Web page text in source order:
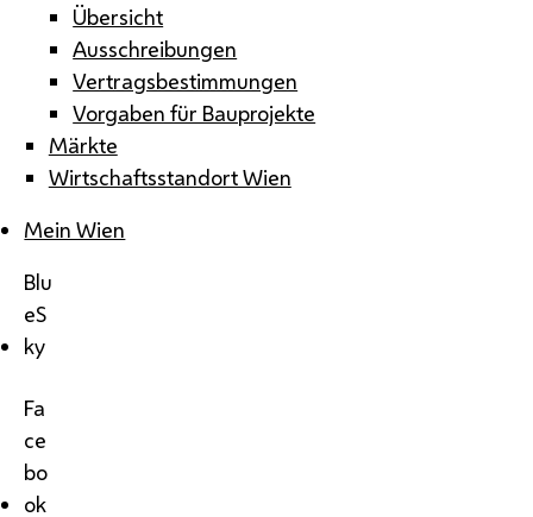
Übersicht
Ausschreibungen
Vertragsbestimmungen
Vorgaben für Bauprojekte
Märkte
Wirtschaftsstandort Wien
Mein Wien
Blu
eS
ky
Fa
ce
bo
ok